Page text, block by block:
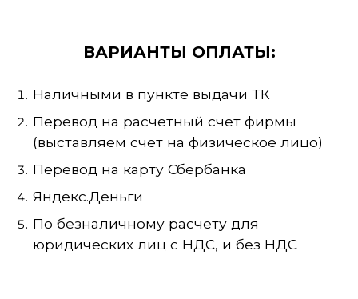
ВАРИАНТЫ ОПЛАТЫ:
Наличными в пункте выдачи ТК
Перевод на расчетный счет фирмы
(выставляем счет на физическое лицо)
Перевод на карту Сбербанка
Яндекс.Деньги
По безналичному расчету для
юридических лиц c НДС, и без НДС